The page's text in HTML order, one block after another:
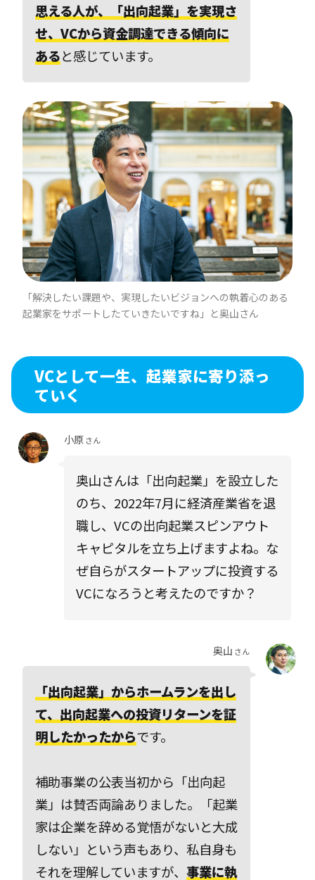
思える人が、「出向起業」を実現さ
せ、VCから資金調達できる傾向に
あると感じています。
「解決したい課題や、実現したいビジョンへの執着心のある
起業家をサポートしたていきたいですね」と奥山さん
VCとして一生、起業家に寄り添っ
ていく
小原さん
奥山さんは「出向起業」を設立した
のち、2022年7月に経済産業省を退
職し、VCの出向起業スピンアウト
キャピタルを立ち上げますよね。な
ぜ自らがスタートアップに投資する
VCになろうと考えたのですか？
奥山 さん
「出向起業」からホームランを出し
て、出向起業への投資リターンを証
明したかったからです。
補助事業の公表当初から「出向起
業」は賛否両論ありました。「起業
家は企業を辞める覚悟がないと大成
しない」という声もあり、私自身も
それを理解していますが、 事業に執